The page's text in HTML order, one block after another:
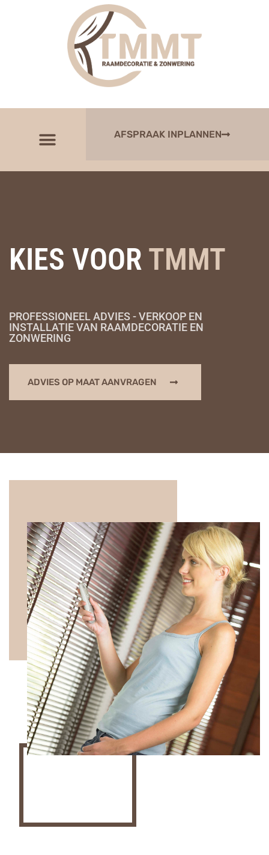
AFSPRAAK INPLANNEN
KIES VOOR TMMT
PROFESSIONEEL ADVIES - VERKOOP EN
INSTALLATIE VAN RAAMDECORATIE EN
ZONWERING
ADVIES OP MAAT AANVRAGEN